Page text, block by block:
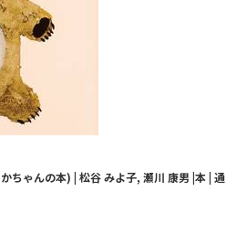
ちゃんの本) | 松谷 みよ子, 瀬川 康男 |本 | 通